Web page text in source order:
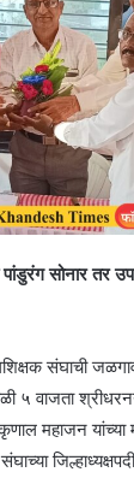
सोनार तर
संघाची
५ वाजता
महाजन यांच्या